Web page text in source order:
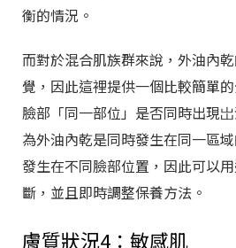
衡的情況。
而對於混合肌族群來說，外油內
覺，因此這裡提供一個比較簡單
臉部「同一部位」是否同時出現
為外油內乾是同時發生在同一區
發生在不同臉部位置，因此可以
斷，並且即時調整保養方法。
膚質狀況4：敏感肌